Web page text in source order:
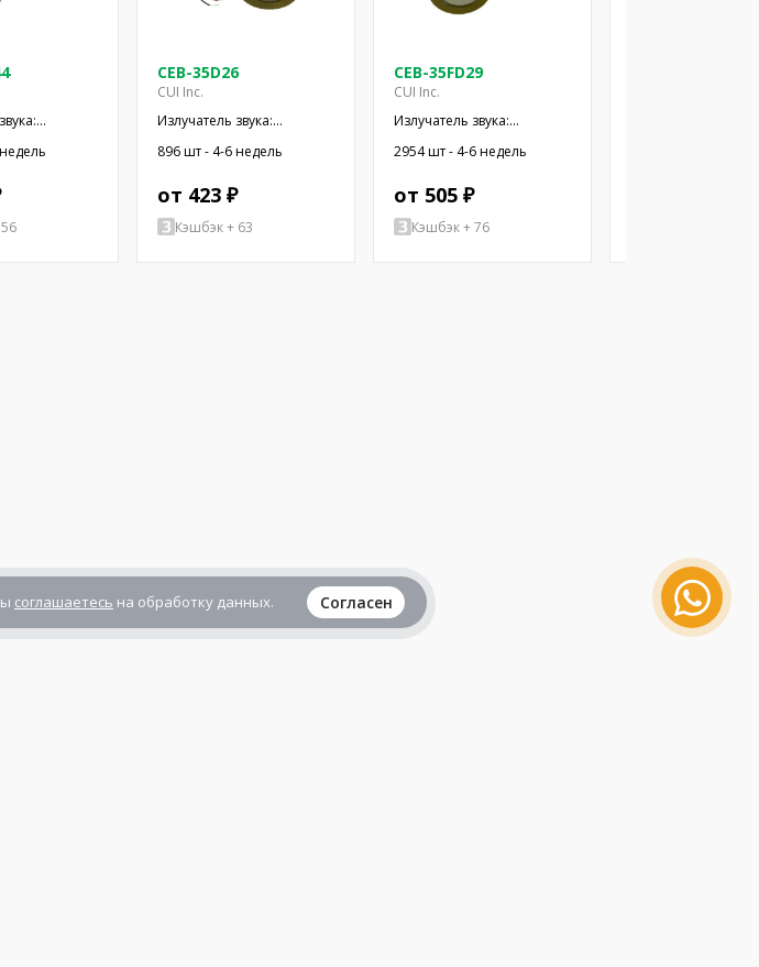
провода
CEB-35D26
CUI Inc.
Излучатель звука:
пьезоэлектрический
сигнализатор; провода
896 шт - 4-6 недель
от 423 ₽
Кэшбэк + 63
CEB-35FD29
CUI Inc.
Излучатель звука:
пьезоэлектрический
сигнализатор; провода
2954 шт - 4-6 недель
от 505 ₽
Кэшбэк + 76
соглашаетесь на обработку данных. Согласен